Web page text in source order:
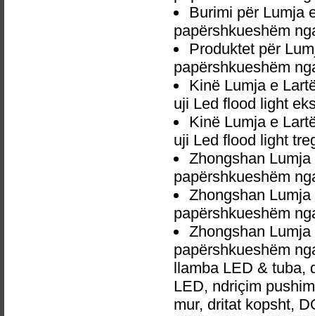
Burimi për Lumja
papërshkueshëm
Produktet për
papërshkueshëm
Kinë Lumja e
uji Led flood light
Kinë Lumja e
uji Led flood light
Zhongshan
papërshkueshëm
Zhongshan
papërshkueshëm
Zhongshan
papërshkueshëm
llamba LED & tuba,
LED, ndriçim
mur, dritat kopsht,